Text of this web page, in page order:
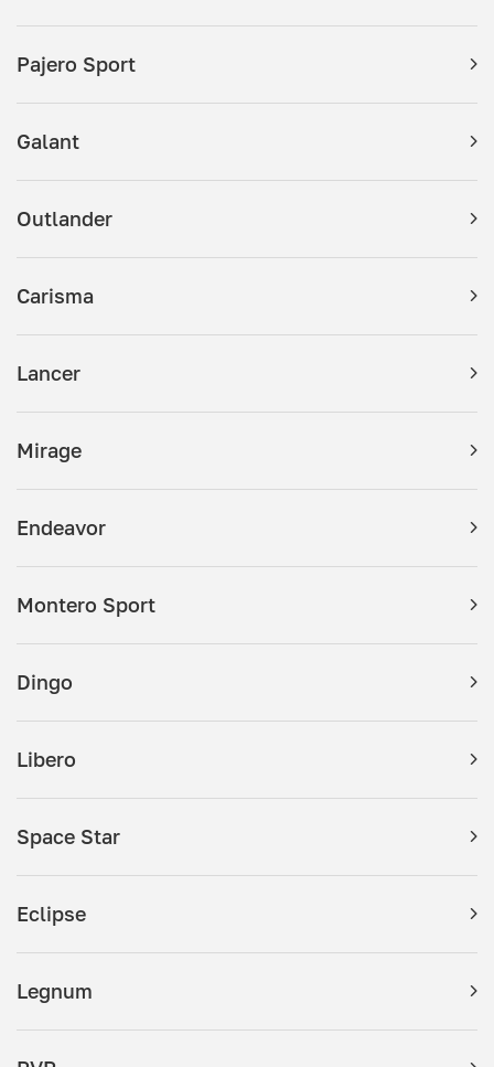
Pajero Sport
Galant
Outlander
Carisma
Lancer
Mirage
Endeavor
Montero Sport
Dingo
Libero
Space Star
Eclipse
Legnum